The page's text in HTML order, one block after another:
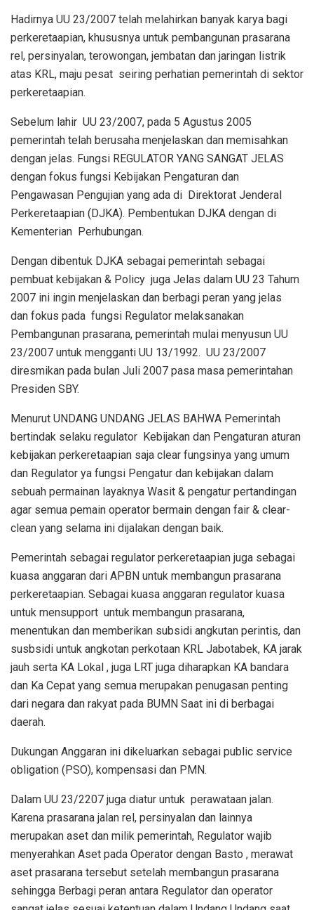
Hadirnya UU 23/2007 telah melahirkan banyak karya bagi
perkeretaapian, khususnya untuk pembangunan prasarana
rel, persinyalan, terowongan, jembatan dan jaringan listrik
atas KRL, maju pesat seiring perhatian pemerintah di sektor
perkeretaapian.
Sebelum lahir UU 23/2007, pada 5 Agustus 2005
pemerintah telah berusaha menjelaskan dan memisahkan
dengan jelas. Fungsi REGULATOR YANG SANGAT JELAS
dengan fokus fungsi Kebijakan Pengaturan dan
Pengawasan Pengujian yang ada di Direktorat Jenderal
Perkeretaapian (DJKA). Pembentukan DJKA dengan di
Kementerian Perhubungan.
Dengan dibentuk DJKA sebagai pemerintah sebagai
pembuat kebijakan & Policy juga Jelas dalam UU 23 Tahum
2007 ini ingin menjelaskan dan berbagi peran yang jelas
dan fokus pada fungsi Regulator melaksanakan
Pembangunan prasarana, pemerintah mulai menyusun UU
23/2007 untuk mengganti UU 13/1992. UU 23/2007
diresmikan pada bulan Juli 2007 pasa masa pemerintahan
Presiden SBY.
Menurut UNDANG UNDANG JELAS BAHWA Pemerintah
bertindak selaku regulator Kebijakan dan Pengaturan aturan
kebijakan perkeretaapian saja clear fungsinya yang umum
dan Regulator ya fungsi Pengatur dan kebijakan dalam
sebuah permainan layaknya Wasit & pengatur pertandingan
agar semua pemain operator bermain dengan fair & clear-
clean yang selama ini dijalakan dengan baik.
Pemerintah sebagai regulator perkeretaapian juga sebagai
kuasa anggaran dari APBN untuk membangun prasarana
perkeretaapian. Sebagai kuasa anggaran regulator kuasa
untuk mensupport untuk membangun prasarana,
menentukan dan memberikan subsidi angkutan perintis, dan
susbsidi untuk angkotan perkotaan KRL Jabotabek, KA jarak
jauh serta KA Lokal , juga LRT juga diharapkan KA bandara
dan Ka Cepat yang semua merupakan penugasan penting
dari negara dan rakyat pada BUMN Saat ini di berbagai
daerah.
Dukungan Anggaran ini dikeluarkan sebagai public service
obligation (PSO), kompensasi dan PMN.
Dalam UU 23/2207 juga diatur untuk perawataan jalan.
Karena prasarana jalan rel, persinyalan dan lainnya
merupakan aset dan milik pemerintah, Regulator wajib
menyerahkan Aset pada Operator dengan Basto , merawat
aset prasarana tersebut setelah membangun prasarana
sehingga Berbagi peran antara Regulator dan operator